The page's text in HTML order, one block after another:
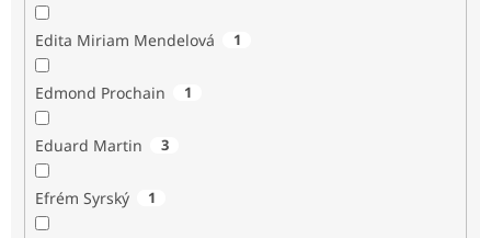
Edita Miriam Mendelová 1
Edmond Prochain 1
Eduard Martin 3
Efrém Syrský 1